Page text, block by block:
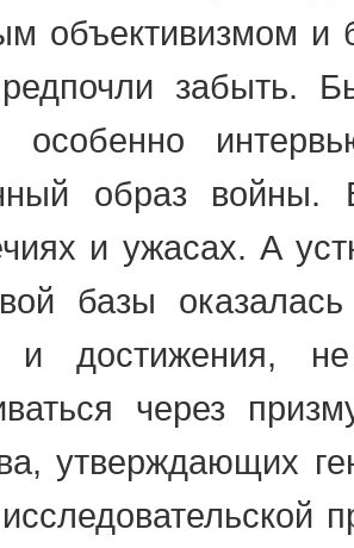
объективизмом и
забыть.
особенно
образ
и ужасах. А
базы
и достижения,
через
утверждающих